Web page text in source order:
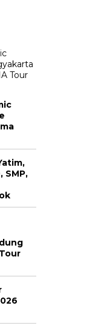
SMP,